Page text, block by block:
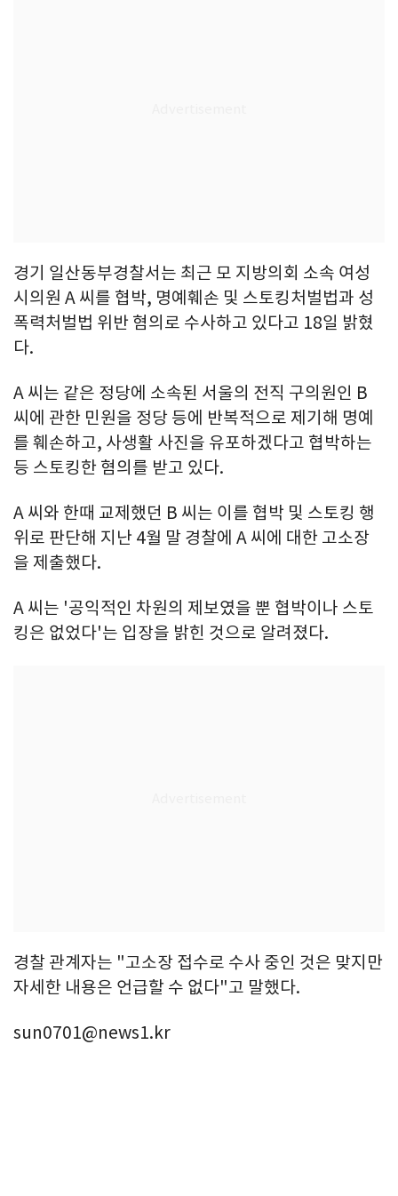
경기 일산동부경찰서는 최근 모 지방의회 소속 여성
시의원 A 씨를 협박, 명예훼손 및 스토킹처벌법과 성
폭력처벌법 위반 혐의로 수사하고 있다고 18일 밝혔
다.
A 씨는 같은 정당에 소속된 서울의 전직 구의원인 B
씨에 관한 민원을 정당 등에 반복적으로 제기해 명예
를 훼손하고, 사생활 사진을 유포하겠다고 협박하는
등 스토킹한 혐의를 받고 있다.
A 씨와 한때 교제했던 B 씨는 이를 협박 및 스토킹 행
위로 판단해 지난 4월 말 경찰에 A 씨에 대한 고소장
을 제출했다.
A 씨는 '공익적인 차원의 제보였을 뿐 협박이나 스토
킹은 없었다'는 입장을 밝힌 것으로 알려졌다.
경찰 관계자는 "고소장 접수로 수사 중인 것은 맞지만
자세한 내용은 언급할 수 없다"고 말했다.
sun0701@news1.kr